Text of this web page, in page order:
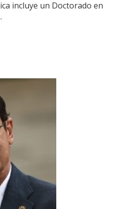
incluye un Doctorado en